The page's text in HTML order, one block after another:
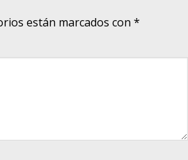
están marcados con *